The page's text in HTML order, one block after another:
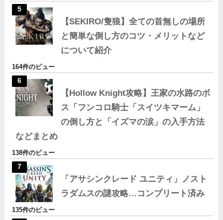
【SEKIRO/隻狼】全ての首無しの場所
と簡単な倒し方のコツ・メリットなど
について紹介
164件のビュー
【Hollow Knight攻略】王家の水路のボ
ス「フンコロ騎士「スイツキマーム」
の倒し方と「イズマの涙」の入手方法
などまとめ
138件のビュー
「アサシンクレード ユニティ」ノスト
ラダムスの謎攻略…コンプリート済み
135件のビュー